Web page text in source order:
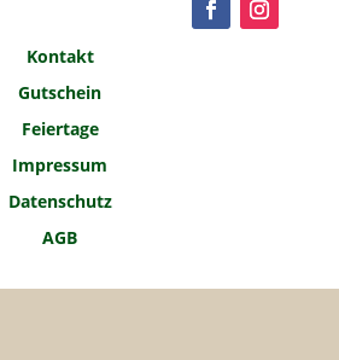
Kontakt
Gutschein
Feiertage
Impressum
Datenschutz
AGB